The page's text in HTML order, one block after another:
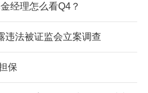
经理怎么看Q4？
法被证监会立案调查
保